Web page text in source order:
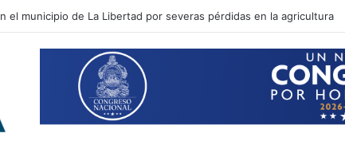
paquetes de supuesta marihuana ocultos en un vehículo en Colón